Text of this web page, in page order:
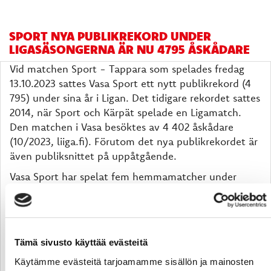
Tämä sivusto käyttää evästeitä
Käytämme evästeitä tarjoamamme sisällön ja mainosten
SPORT NYA PUBLIKREKORD UNDER
LIGASÄSONGERNA ÄR NU 4795 ÅSKÅDARE
Vid matchen Sport - Tappara som spelades fredag
13.10.2023 sattes Vasa Sport ett nytt publikrekord (4
795) under sina år i Ligan. Det tidigare rekordet sattes
2014, när Sport och Kärpät spelade en Ligamatch.
Den matchen i Vasa besöktes av 4 402 åskådare
(10/2023, liiga.fi). Förutom det nya publikrekordet är
även publiksnittet på uppåtgående.
Vasa Sport har spelat fem hemmamatcher under
september - oktober. Det har skett en betydande
ökning av antalet åskådare jämfört med tidigare år.
Publiksnittet för hemmamatcherna i början av
högsta snittet i Sports ligahistoria. Som jämförelse
var motsvarande siffra för säsongen 2022-2023 2 407